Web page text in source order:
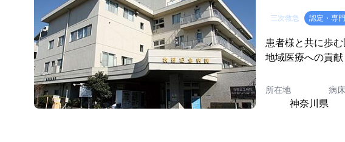
三次救急 認定・専門
患者様と共に歩
地域医療への貢献
所在地
神奈川県
病